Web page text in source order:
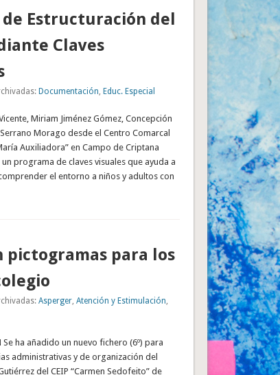
Estructuración del
Claves
Documentación Educ. Especial
Miriam Jiménez Gómez, Concepción
Morago desde el Centro Comarcal
Auxiliadora” en Campo de Criptana
programa de claves visuales que ayuda a
el entorno a niños y adultos con
pictogramas para los
Asperger, Atención y Estimulación,
Se ha añadido un nuevo fichero (6º) para
administrativas y de organización del
del CEIP “Carmen Sedofeito” de